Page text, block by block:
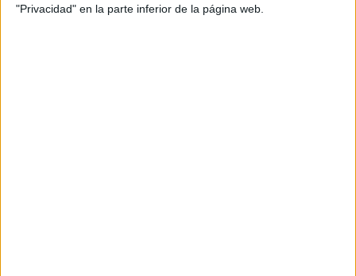
"Privacidad" en la parte inferior de la página web.